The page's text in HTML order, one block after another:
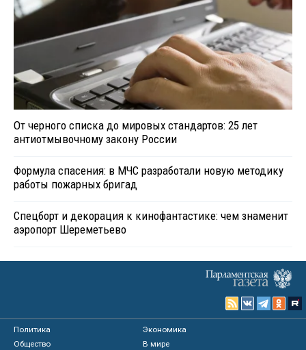
От черного списка до мировых стандартов: 25 лет
антиотмывочному закону России
Формула спасения: в МЧС разработали новую методику
работы пожарных бригад
Спецборт и декорация к кинофантастике: чем знаменит
аэропорт Шереметьево
Политика
Экономика
Общество
В мире